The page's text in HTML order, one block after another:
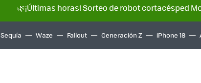
🌿¡Últimas horas! Sorteo de robot cortacésped
Sequía Waze Fallout Generación Z iPhone 18